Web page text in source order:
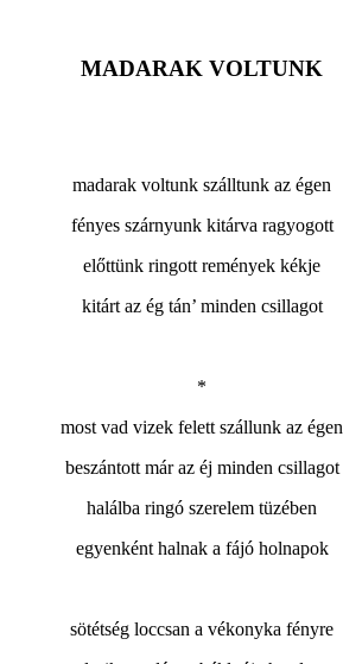
MADARAK VOLTUNK
madarak voltunk szálltunk az égen
fényes szárnyunk kitárva ragyogott
előttünk ringott remények kékje
kitárt az ég tán’ minden csillagot
*
most vad vizek felett szállunk az égen
beszántott már az éj minden csillagot
halálba ringó szerelem tüzében
egyenként halnak a fájó holnapok
sötétség loccsan a vékonyka fényre